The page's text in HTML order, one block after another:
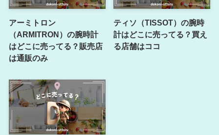
アーミトロン
（ARMITRON）の腕時計
はどこに売ってる？販売店
は通販のみ
ティソ（TISSOT）の腕時
計はどこに売ってる？買え
る店舗はココ